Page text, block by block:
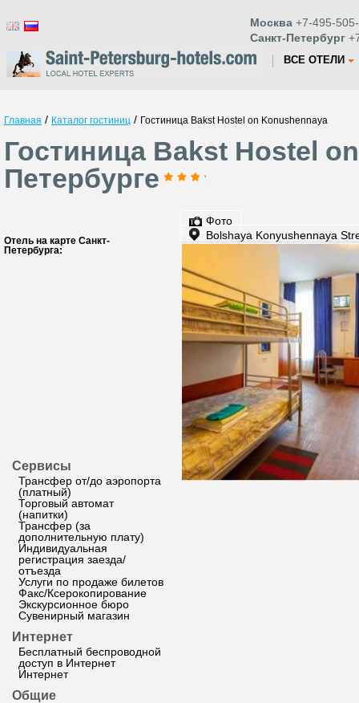
Москва +7-495-
Санкт-Петербург
ВСЕ ОТЕЛИ
Главная / Каталог гостиниц / Гостиница Bakst Hostel on Konushennaya
Гостиница Bakst Hostel
Петербурге
Отель на карте Санкт-
Петербурга:
Сервисы
Трансфер от/до аэропорта
(платный)
Торговый автомат
(напитки)
Трансфер (за
дополнительную плату)
Индивидуальная
регистрация заезда/
отъезда
Услуги по продаже билетов
Факс/Ксерокопирование
Экскурсионное бюро
Сувенирный магазин
Интернет
Бесплатный беспроводной
доступ в Интернет
Интернет
Общие
Фото
Bolshaya Konyushennaya